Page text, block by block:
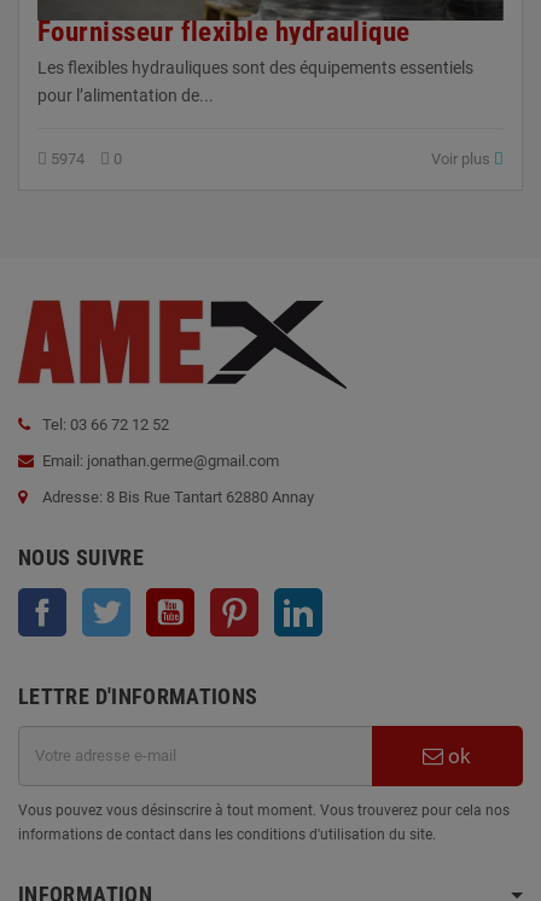
Fournisseur flexible hydraulique
Les flexibles hydrauliques sont des équipements essentiels
pour l’alimentation de...
5974 0 Voir plus
Tel: 03 66 72 12 52
Email: jonathan.germe@gmail.com
Adresse: 8 Bis Rue Tantart 62880 Annay
NOUS SUIVRE
Facebook Twitter YouTube Pinterest
LETTRE D'INFORMATIONS
ok
Vous pouvez vous désinscrire à tout moment. Vous trouverez pour cela nos
informations de contact dans les conditions d'utilisation du site.
INFORMATION